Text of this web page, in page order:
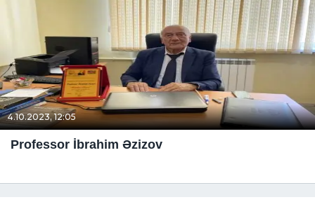
4.10.2023, 12:05
Professor İbrahim Əzizov